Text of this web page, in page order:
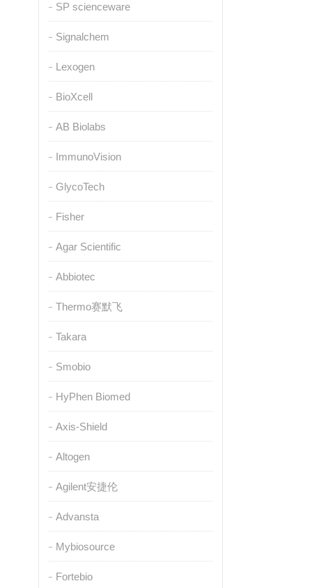
SP scienceware
Signalchem
Lexogen
BioXcell
AB Biolabs
ImmunoVision
GlycoTech
Fisher
Agar Scientific
Abbiotec
Thermo赛默飞
Takara
Smobio
HyPhen Biomed
Axis-Shield
Altogen
Agilent安捷伦
Advansta
Mybiosource
Fortebio